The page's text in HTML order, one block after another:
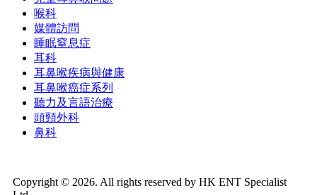
喉科
媒體訪問
睡眠窒息症
耳科
耳鼻喉疾病與健康
耳鼻喉癌症系列
聽力及言語治療
頭頸外科
鼻科
Copyright © 2026. All rights reserved by HK ENT Specialist